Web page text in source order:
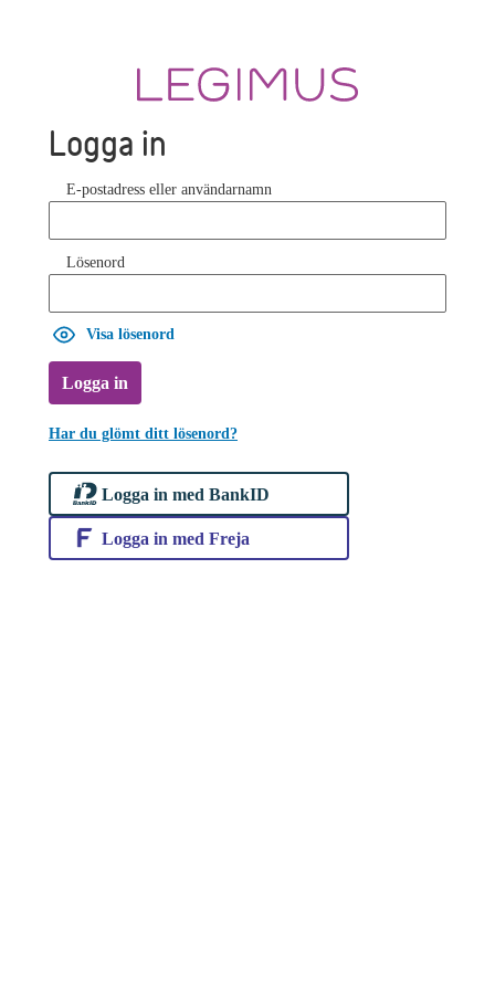
Logga in
E-postadress eller användarnamn
Lösenord
Visa lösenord
Logga in
Har du glömt ditt lösenord?
Logga in med BankID
Logga in med Freja